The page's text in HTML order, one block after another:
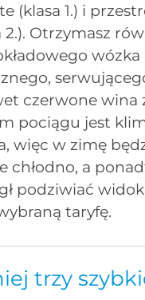
(klasa 1.) i
2.). Otrzymasz
wózka
czerwone wina
pociągu jest
więc w zimę
chłodno, a
podziwiać
taryfę.
trzy